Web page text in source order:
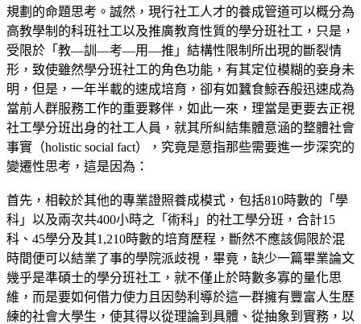
規劃的命題思考。誠然，現行社工人才的養成管道可以概分為
高教學制的科班社工以及推廣教育性質的學分班社工，只是，
受限於「教—訓—考—用—推」結構性限制所出現的斷裂情
形，致使雖然學分班社工的角色功能，有其定位模糊的妾身未
明，但是，一年半載的速成培育，卻有如蠶食鯨吞般迅速成為
當前人群服務工作的重要夥伴，如此一來，理當是更要去正視
社工學分班出身的社工人員，就其所糾結集體意涵的整體社會
事實（holistic social fact），究竟是意指那些需要進一步深究的
變遷性思考，這是因為：
首先，相較於其他的專業證照養成模式，包括810時數的「學
科」以及兩次共400小時之「術科」的社工學分班，合計15
科、45學分及其1,210時數的培育歷程，斷然不應該侷限於混
時間便可以結業了事的學院派歧視，畢竟，缺少一篇畢業論文
幾乎是準碩士的學分班社工，就不僅止於時數多寡的量化思
維，而是要如何借力使力且因勢利導於這一群擁有豐富人生歷
練的社會大學生，使其得以從理論到具體、從抽象到實務，以